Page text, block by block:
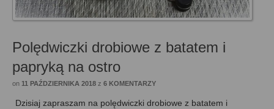
Polędwiczki drobiowe z batatem i
papryką na ostro
on 11 PAŹDZIERNIKA 2018 z 6 KOMENTARZY
Dzisiaj zapraszam na polędwiczki drobiowe z batatem i